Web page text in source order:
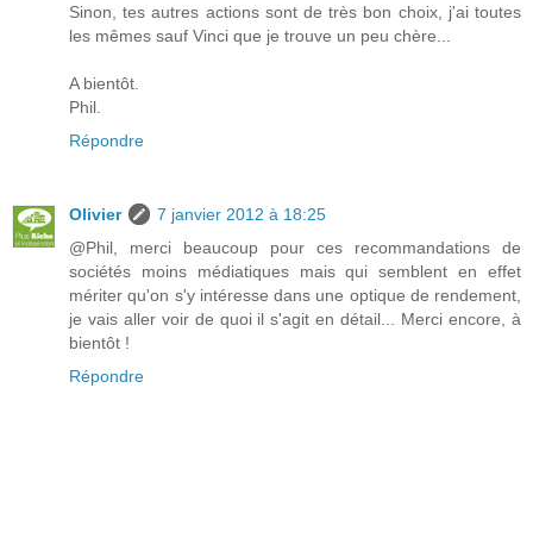
Sinon, tes autres actions sont de très bon choix, j'ai toutes
les mêmes sauf Vinci que je trouve un peu chère...
A bientôt.
Phil.
Répondre
Olivier
7 janvier 2012 à 18:25
@Phil, merci beaucoup pour ces recommandations de
sociétés moins médiatiques mais qui semblent en effet
mériter qu'on s'y intéresse dans une optique de rendement,
je vais aller voir de quoi il s'agit en détail... Merci encore, à
bientôt !
Répondre